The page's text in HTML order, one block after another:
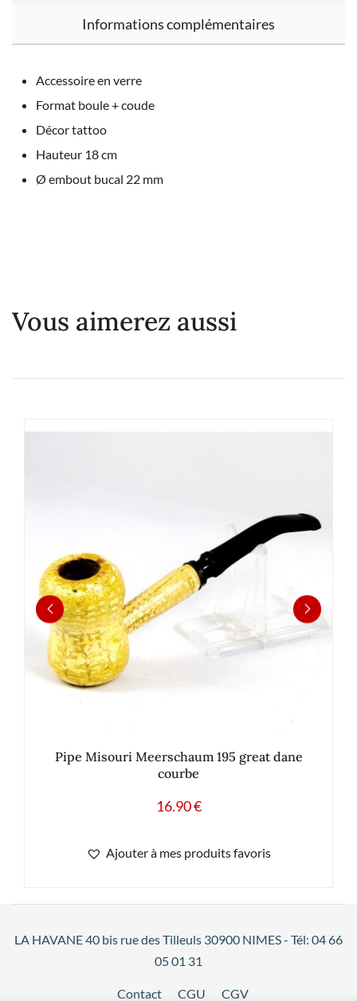
Informations complémentaires
Accessoire en verre
Format boule + coude
Décor tattoo
Hauteur 18 cm
Ø embout bucal 22 mm
Vous aimerez aussi
Pipe Misouri Meerschaum 195 great dane
courbe
16.90€
Ajouter à mes produits favoris
LA HAVANE 40 bis rue des Tilleuls 30900 NIMES - Tél: 04 66
05 01 31
Contact CGU CGV